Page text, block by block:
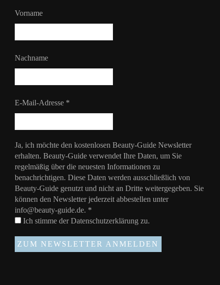
Vorname
Nachname
E-Mail-Adresse *
Ja, ich möchte den kostenlosen Beauty-Guide Newsletter
erhalten. Beauty-Guide verwendet Ihre Daten, um Sie
regelmäßig über die neuesten Informationen zu
benachrichtigen. Diese Daten werden ausschließlich von
Beauty-Guide genutzt und nicht an Dritte weitergegeben. Sie
können den Newsletter jederzeit abbestellen unter
info@beauty-guide.de. *
Ich stimme derDatenschutzerklärung zu.